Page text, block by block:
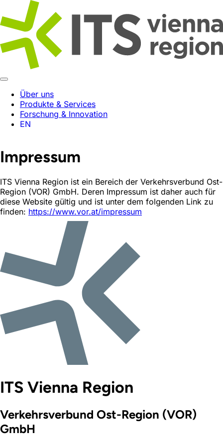
Über uns
Produkte & Services
Forschung & Innovation
EN
Impressum
ITS Vienna Region ist ein Bereich der Verkehrsverbund Ost-
Region (VOR) GmbH. Deren Impressum ist daher auch für
diese Website gültig und ist unter dem folgenden Link zu
finden: https://www.vor.at/impressum
ITS Vienna Region
Verkehrsverbund Ost-Region (VOR)
GmbH